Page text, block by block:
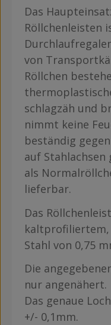
Das
Röllchenleisten
von
Röllchen
schlagzäh und
nimmt keine
beständig
auf Stahlachsen
als
lieferbar.
Das
kaltprofiliertem,
Stahl von 0,75
Die
nur angenähert.
Das genaue
+/- 0,1mm.